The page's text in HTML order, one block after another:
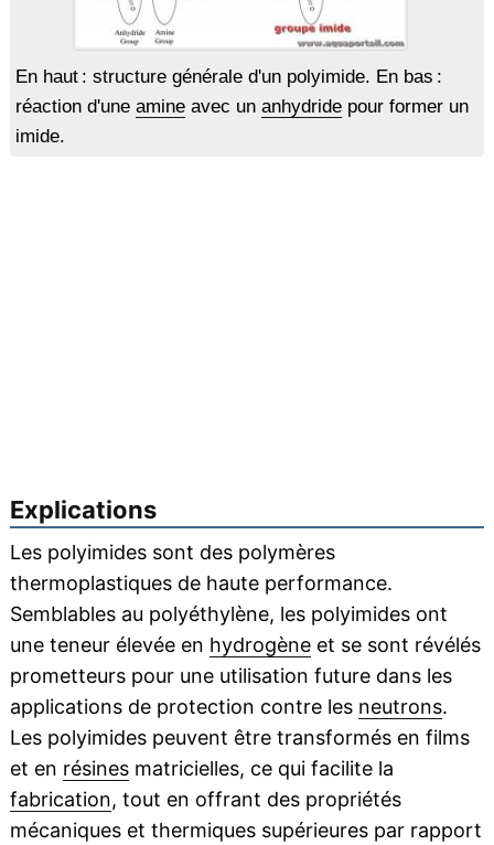
En haut : structure générale d'un polyimide. En bas :
réaction d'une amineavec un anhydridepour former un
imide.
Explications
Les polyimides sont des polymères
thermoplastiques de haute performance.
Semblables au polyéthylène, les polyimides ont
une teneur élevée en hydrogèneet se sont révélés
prometteurs pour une utilisation future dans les
applications de protection contre les neutrons.
Les polyimides peuvent être transformés en films
et en résinesmatricielles, ce qui facilite la
fabrication, tout en offrant des propriétés
mécaniques et thermiques supérieures par rapport